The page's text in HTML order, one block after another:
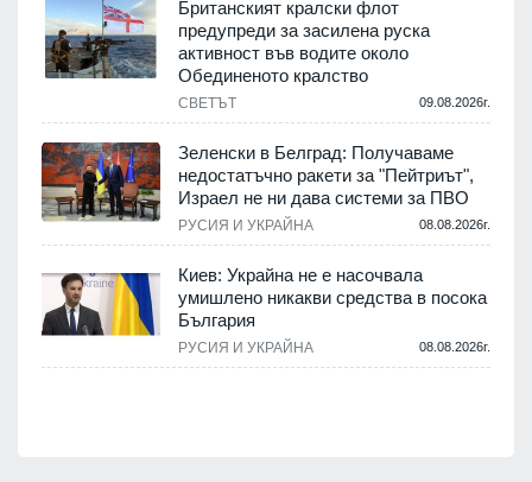
Британският кралски флот
предупреди за засилена руска
активност във водите около
Обединеното кралство
СВЕТЪТ 09.08.2026г.
Зеленски в Белград: Получаваме
недостатъчно ракети за "Пейтриът",
Израел не ни дава системи за ПВО
РУСИЯ И УКРАЙНА 08.08.2026г.
Киев: Украйна не е насочвала
умишлено никакви средства в посока
България
РУСИЯ И УКРАЙНА 08.08.2026г.